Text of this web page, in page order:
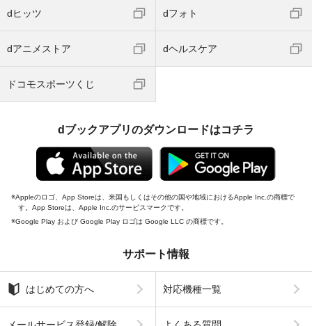
dヒッツ dフォト
dアニメストア dヘルスケア
ドコモスポーツくじ
dブックアプリのダウンロードはコチラ
Appleのロゴ、App Storeは、米国もしくはその他の国や地域におけるApple Inc.の商標で
す。App Storeは、Apple Inc.のサービスマークです。
Google Play および Google Play ロゴは Google LLC の商標です。
サポート情報
はじめての方へ 対応機種一覧